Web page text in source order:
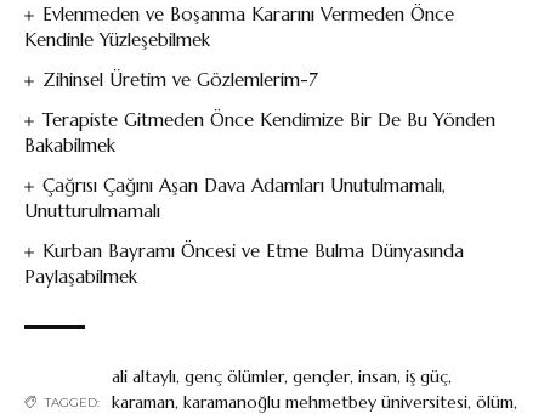
Evlenmeden ve Boşanma Kararını Vermeden Önce
Kendinle Yüzleşebilmek
Zihinsel Üretim ve Gözlemlerim-7
Terapiste Gitmeden Önce Kendimize Bir De Bu Yönden
Bakabilmek
Çağrısı Çağını Aşan Dava Adamları Unutulmamalı,
Unutturulmamalı
Kurban Bayramı Öncesi ve Etme Bulma Dünyasında
Paylaşabilmek
TAGGED:
ali altaylı, genç ölümler, gençler, insan, iş güç,
karaman, karamanoğlu mehmetbey üniversitesi, ölüm,